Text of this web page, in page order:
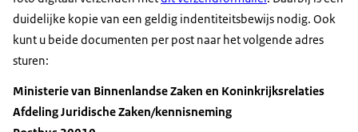
duidelijke kopie van een geldig indentiteitsbewijs nodig. Ook
kunt u beide documenten per post naar het volgende adres
sturen:
Ministerie van Binnenlandse Zaken en Koninkrijksrelaties
Afdeling Juridische Zaken/kennisneming